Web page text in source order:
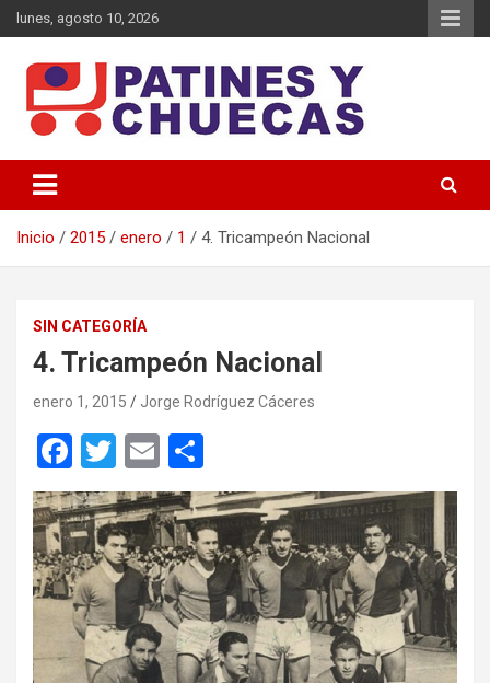
Saltar
al
lunes, agosto 10, 2026
Patines y Chuecas
Inicio 2015 enero 1 4. Tricampeón Nacional
SIN CATEGORÍA
4. Tricampeón Nacional
enero 1, 2015 Jorge Rodríguez Cáceres
F
a
ce
b
o
o
k
T
wi
tt
er
E
m
ail
o
m
p
ar
tir